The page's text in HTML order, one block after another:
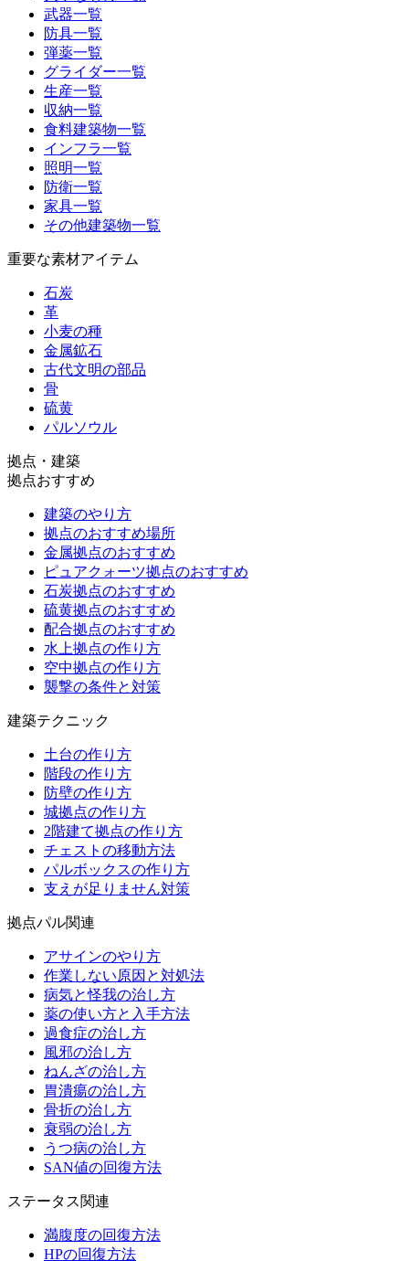
武器一覧
防具一覧
弾薬一覧
グライダー一覧
生産一覧
収納一覧
食料建築物一覧
インフラ一覧
照明一覧
防衛一覧
家具一覧
その他建築物一覧
重要な素材アイテム
石炭
革
小麦の種
金属鉱石
古代文明の部品
骨
硫黄
パルソウル
拠点・建築
拠点おすすめ
建築のやり方
拠点のおすすめ場所
金属拠点のおすすめ
ピュアクォーツ拠点のおすすめ
石炭拠点のおすすめ
硫黄拠点のおすすめ
配合拠点のおすすめ
水上拠点の作り方
空中拠点の作り方
襲撃の条件と対策
建築テクニック
土台の作り方
階段の作り方
防壁の作り方
城拠点の作り方
2階建て拠点の作り方
チェストの移動方法
パルボックスの作り方
支えが足りません対策
拠点パル関連
アサインのやり方
作業しない原因と対処法
病気と怪我の治し方
薬の使い方と入手方法
過食症の治し方
風邪の治し方
ねんざの治し方
胃潰瘍の治し方
骨折の治し方
衰弱の治し方
うつ病の治し方
SAN値の回復方法
ステータス関連
満腹度の回復方法
HPの回復方法